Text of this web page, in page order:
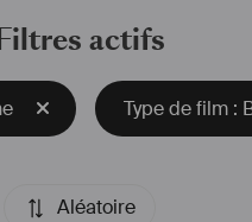
actifs
Type de film :
Aléatoire
🔖 Je